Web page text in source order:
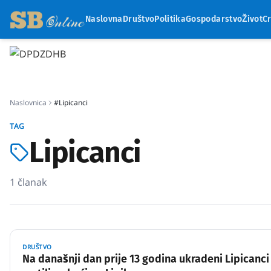
NaslovnaDruštvoPolitikaGospodarstvoŽivot
Naslovnica #Lipicanci
TAG
Lipicanci
1 članak
DRUŠTVO
Na današnji dan prije 13 godina ukradeni Lipicanci